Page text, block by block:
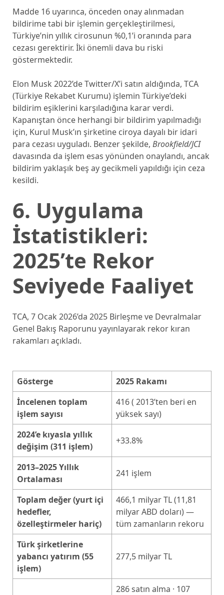
Madde 16 uyarınca, önceden onay alınmadan
bildirime tabi bir işlemin gerçekleştirilmesi,
Türkiye’nin yıllık cirosunun %0,1’i oranında para
cezası gerektirir. İki önemli dava bu riski
göstermektedir.
Elon Musk 2022’de Twitter/X’i satın aldığında, TCA
(Türkiye Rekabet Kurumu) işlemin Türkiye’deki
bildirim eşiklerini karşıladığına karar verdi.
Kapanıştan önce herhangi bir bildirim yapılmadığı
için, Kurul Musk’ın şirketine ciroya dayalı bir idari
para cezası uyguladı. Benzer şekilde, Brookfield/JCI
davasında da işlem esas yönünden onaylandı, ancak
bildirim yaklaşık beş ay gecikmeli yapıldığı için ceza
kesildi.
6. Uygulama
İstatistikleri:
2025’te Rekor
Seviyede Faaliyet
TCA, 7 Ocak 2026’da 2025 Birleşme ve Devralmalar
Genel Bakış Raporunu yayınlayarak rekor kıran
rakamları açıkladı.
Gösterge
2025 Rakamı
İncelenen toplam
işlem sayısı
416 ( 2013’ten beri en
yüksek sayı)
2024’e kıyasla yıllık
değişim (311 işlem)
+33.8%
2013–2025 Yıllık
Ortalaması
241 işlem
Toplam değer (yurt içi
hedefler,
özelleştirmeler hariç)
466,1 milyar TL (11,81
milyar ABD doları) —
tüm zamanların rekoru
Türk şirketlerine
yabancı yatırım (55
işlem)
277,5 milyar TL
286 satın alma · 107